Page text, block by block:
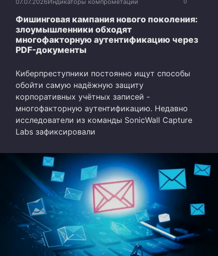
07.07.2026Индикаторы компрометации
Фишинговая кампания нового поколения:
злоумышленники обходят
многофакторную аутентификацию через
PDF-документы
Киберпреступники постоянно ищут способы
обойти самую надёжную защиту
корпоративных учётных записей -
многофакторную аутентификацию. Недавно
исследователи из команды SonicWall Capture
Labs зафиксировали